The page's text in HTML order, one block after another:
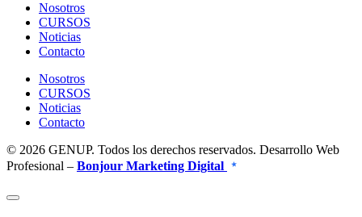
Nosotros
CURSOS
Noticias
Contacto
Nosotros
CURSOS
Noticias
Contacto
© 2026 GENUP. Todos los derechos reservados. Desarrollo Web
Profesional – Bonjour Marketing Digital